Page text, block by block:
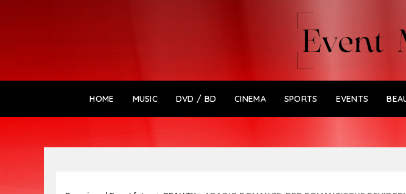
HOME MUSIC DVD / BD CINEMA SPORTS EVENTS